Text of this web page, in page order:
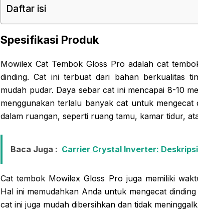
Daftar isi
Spesifikasi Produk
Mowilex Cat Tembok Gloss Pro adalah cat
dinding. Cat ini terbuat dari bahan berkualitas
mudah pudar. Daya sebar cat ini mencapai 8-10
menggunakan terlalu banyak cat untuk
dalam ruangan, seperti ruang tamu, kamar tidur,
Baca Juga : Carrier Crystal Inverter:
Cat tembok Mowilex Gloss Pro juga memiliki
Hal ini memudahkan Anda untuk mengecat
cat ini juga mudah dibersihkan dan tidak